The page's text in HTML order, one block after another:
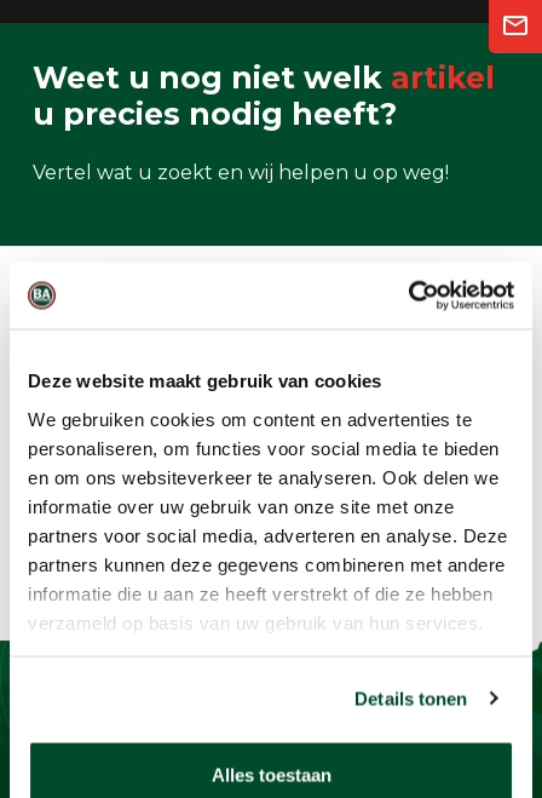
Deze website maakt gebruik van cookies
We gebruiken cookies om content en advertenties te
personaliseren, om functies voor social media te bieden
en om ons websiteverkeer te analyseren. Ook delen we
informatie over uw gebruik van onze site met onze
partners voor social media, adverteren en analyse. Deze
partners kunnen deze gegevens combineren met andere
informatie die u aan ze heeft verstrekt of die ze hebben
verzameld op basis van uw gebruik van hun services.
Details tonen
Alles toestaan
Weet u nog niet welk artikel
u precies nodig heeft?
Vertel wat u zoekt en wij helpen u op weg!
aan
Offerte aanvragen
BaSystemen BV